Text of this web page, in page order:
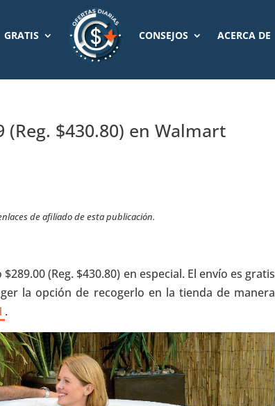
GRATIS CONSEJOS ACERCA DE
$430.80) en Walmart
de afiliado de esta publicación.
(Reg. $430.80) en especial. El envío es gratis
la opción de recogerlo en la tienda de manera
.